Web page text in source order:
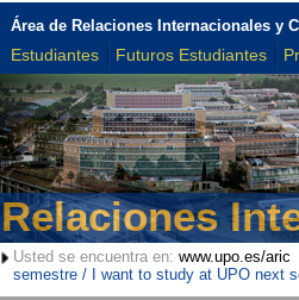
Área de Relaciones Internacionales y
Estudiantes Futuros Estudiantes
Relaciones
Usted se encuentra en: www.upo.es/aric
semestre / I want to study at UPO next